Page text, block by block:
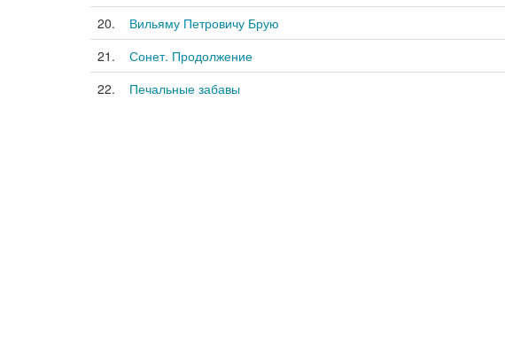
20.
Вильяму Петровичу Брую
21.
Сонет. Продолжение
22.
Печальные забавы